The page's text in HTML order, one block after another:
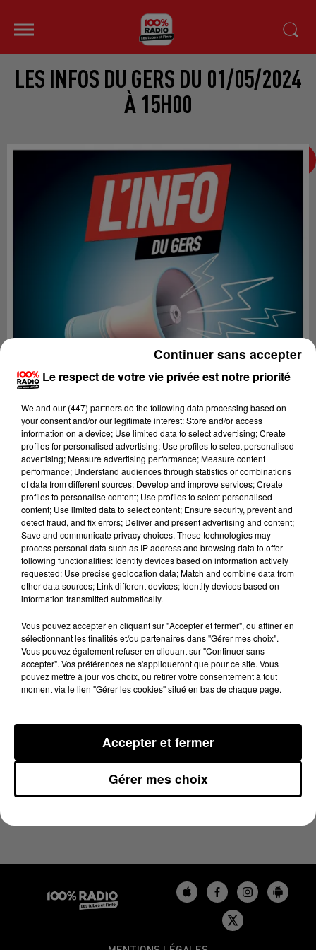
LES INFOS DU GERS DU 01/05/2024
À 15H00
Lecture (2 min 26 sec)
100%
1er mai 2024 - 2 min 26 sec
LES INFOS DU GERS DU 01/05/2024 À 15H00
Le respect de votre vie privée est notre priorité
We and our (447) partnersdo the following data processing based on
your consent and/or our legitimate interest: Store and/or access
information on a device; Use limited data to select advertising; Create
profiles for personalised advertising; Use profiles to select personalised
advertising; Measure advertising performance; Measure content
performance; Understand audiences through statistics or combinations
of data from different sources; Develop and improve services; Create
profiles to personalise content; Use profiles to select personalised
content; Use limited data to select content; Ensure security, prevent and
detect fraud, and fix errors; Deliver and present advertising and content;
Save and communicate privacy choices. These technologies may
process personal data such as IP address and browsing data to offer
following functionalities: Identify devices based on information actively
requested; Use precise geolocation data; Match and combine data from
other data sources; Link different devices; Identify devices based on
information transmitted automatically.
Vous pouvez accepter en cliquant sur "Accepter et fermer", ou affiner en
sélectionnant les finalités et/ou partenaires dans "Gérer mes choix".
Vous pouvez également refuser en cliquant sur "Continuer sans
accepter". Vos préférences ne s'appliqueront que pour ce site. Vous
pouvez mettre à jour vos choix, ou retirer votre consentement à tout
moment via le lien "Gérer les cookies" situé en bas de chaque page.
Gérer mes choix
Accepter et fermer
Continuer sans accepter